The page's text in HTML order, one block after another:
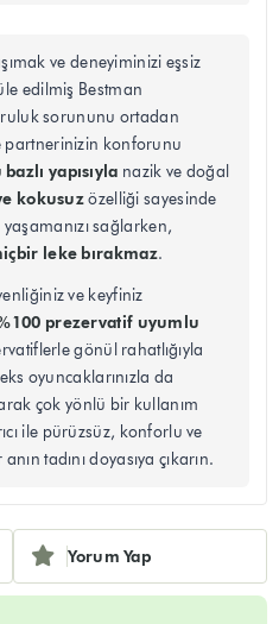
Yorum Yap
ve deneyiminizi eşsiz
edilmiş Bestman
sorununu ortadan
partnerinizin konforunu
bazlı yapısıyla nazik ve doğal
kokusuzözelliği sayesinde
sağlarken,
leke bırakmaz.
ve keyfiniz
prezervatif uyumlu
gönül rahatlığıyla
oyuncaklarınızla da
çok yönlü bir kullanım
ile pürüzsüz, konforlu ve
tadını doyasıya çıkarın.